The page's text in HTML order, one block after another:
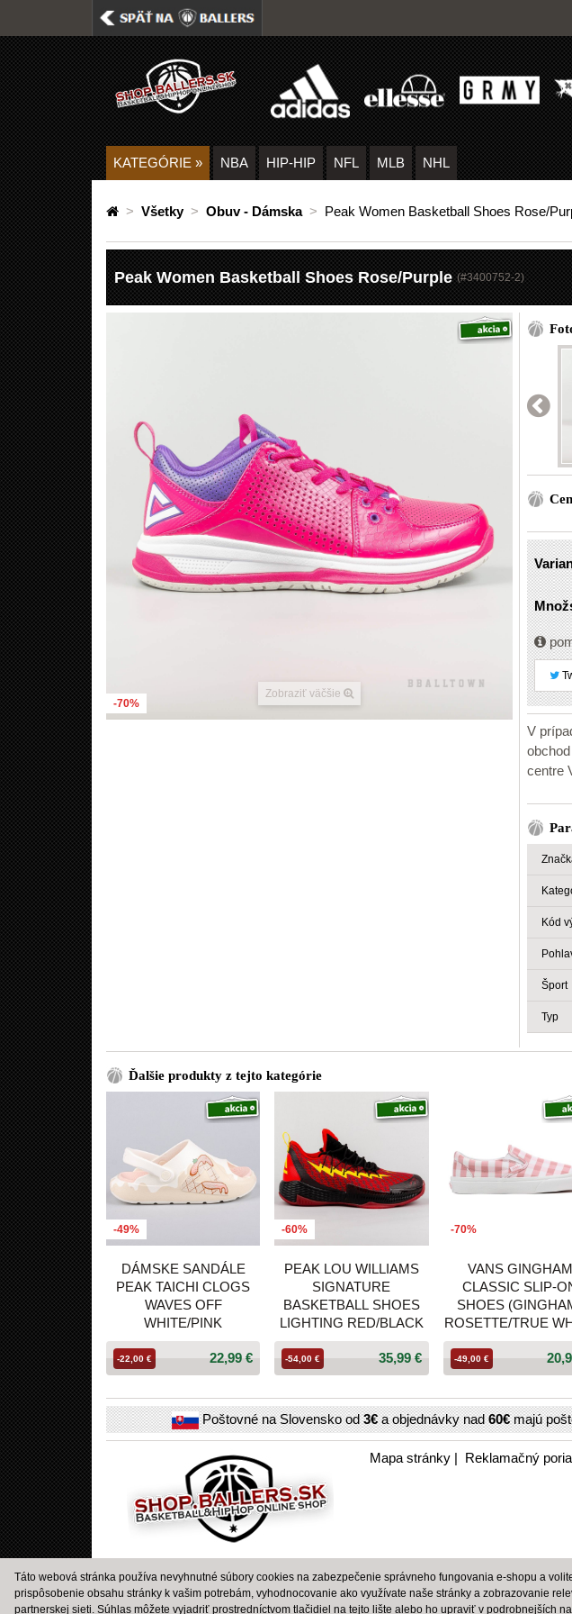
KATEGÓRIE » NBA HIP-HIP NFL MLB NHL
> Všetky > Obuv - Dámska > Peak Women Basketball Shoes Rose/
Peak Women Basketball Shoes Rose/Purple (#3400752-2)
Zobraziť väčšie
-70%
V
centre
Kód
Šport
Typ
Ďalšie produkty z tejto kategórie
-49%
DÁMSKE SANDÁLE
PEAK TAICHI CLOGS
WAVES OFF
WHITE/PINK
22,99 €
-22,00 €
-60%
PEAK LOU WILLIAMS
SIGNATURE
BASKETBALL SHOES
LIGHTING RED/BLACK
35,99 €
-54,00 €
-70%
VANS GINGHAM
CLASSIC SLIP-
SHOES
ROSETTE/TRUE
-49,00 €
Poštovné na Slovensko od3€a objednávky nad60€majú
Mapa stránky| Reklamačný
Táto webová stránka používa nevyhnutné súbory cookies na zabezpečenie správneho fungovania e-shopu a
prispôsobenie obsahu stránky k vašim potrebám, vyhodnocovanie ako využívate naše stránky a zobrazovanie
partnerskej sieti. Súhlas môžete vyjadriť prostredníctvom tlačidiel na tejto lište alebo ho upraviť v podrobnejších